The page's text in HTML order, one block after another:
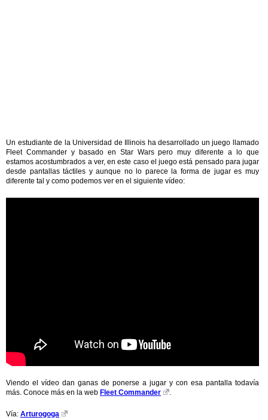
Un estudiante de la Universidad de Illinois ha desarrollado un juego llamado
Fleet Commander y basado en Star Wars pero muy diferente a lo que
estamos acostumbrados a ver, en este caso el juego está pensado para jugar
desde pantallas táctiles y aunque no lo parece la forma de jugar es muy
diferente tal y como podemos ver en el siguiente vídeo:
Viendo el vídeo dan ganas de ponerse a jugar y con esa pantalla todavía
más. Conoce más en la web Fleet Commander .
Vía: Arturogoga